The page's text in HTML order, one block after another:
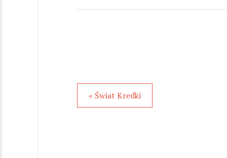
« Świat Kredki